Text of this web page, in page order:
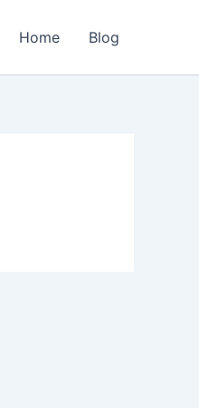
Home Blog